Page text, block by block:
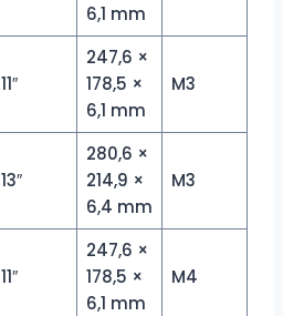
6,1 mm
11″
247,6 ×
178,5 ×
6,1 mm
M3
13″
280,6 ×
214,9 ×
6,4 mm
M3
11″
247,6 ×
178,5 ×
6,1 mm
M4